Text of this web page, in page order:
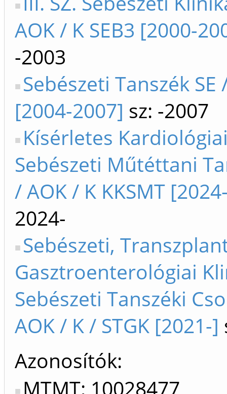
AOK / K SEB3 [2000-
-2003
Sebészeti Tanszék SE
[2004-2007] sz: -2007
Kísérletes
Sebészeti Műtéttani
/ AOK / K KKSMT
2024-
Sebészeti,
Gasztroenterológiai
Sebészeti Tanszéki
AOK / K / STGK [2021-]
Azonosítók
MTMT: 10028477